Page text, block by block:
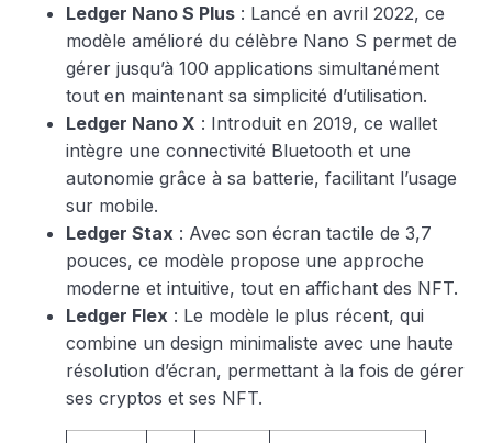
Ledger Nano S Plus : Lancé en avril 2022, ce
modèle amélioré du célèbre Nano S permet de
gérer jusqu’à 100 applications simultanément
tout en maintenant sa simplicité d’utilisation.
Ledger Nano X : Introduit en 2019, ce wallet
intègre une connectivité Bluetooth et une
autonomie grâce à sa batterie, facilitant l’usage
sur mobile.
Ledger Stax : Avec son écran tactile de 3,7
pouces, ce modèle propose une approche
moderne et intuitive, tout en affichant des NFT.
Ledger Flex : Le modèle le plus récent, qui
combine un design minimaliste avec une haute
résolution d’écran, permettant à la fois de gérer
ses cryptos et ses NFT.